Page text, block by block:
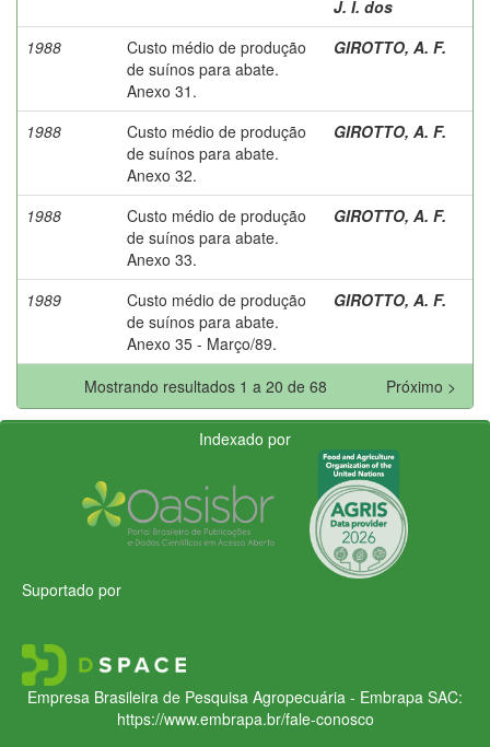
J. I. dos
1988
Custo médio de produção
de suínos para abate.
Anexo 31.
GIROTTO, A. F.
1988
Custo médio de produção
de suínos para abate.
Anexo 32.
GIROTTO, A. F.
1988
Custo médio de produção
de suínos para abate.
Anexo 33.
GIROTTO, A. F.
1989
Custo médio de produção
de suínos para abate.
Anexo 35 - Março/89.
GIROTTO, A. F.
Mostrando resultados 1 a 20 de 68 Próximo >
Indexado por
Suportado por
Empresa Brasileira de Pesquisa Agropecuária - Embrapa SAC:
https://www.embrapa.br/fale-conosco